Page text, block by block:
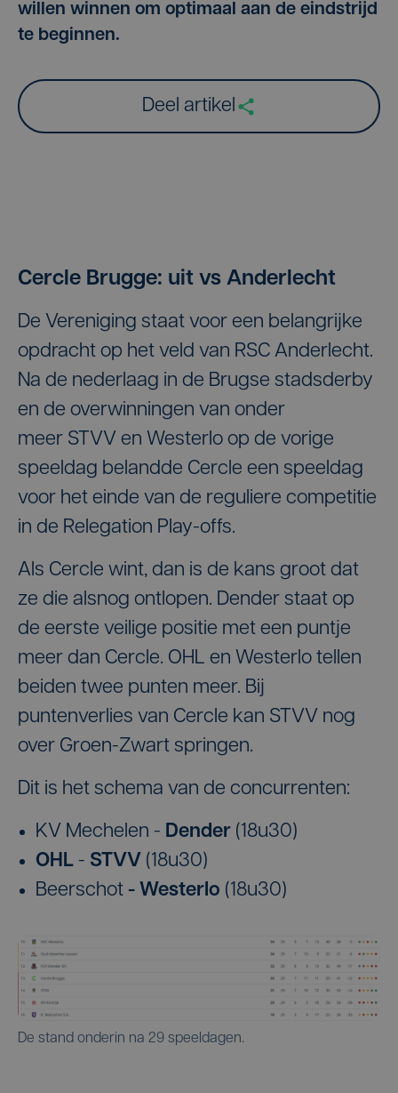
willen winnen om optimaal aan de eindstrijd
te beginnen.
Deel artikel
Cercle Brugge: uit vs Anderlecht
De Vereniging staat voor een belangrijke
opdracht op het veld van RSC Anderlecht.
Na de nederlaag in de Brugse stadsderby
en de overwinningen van onder
meer STVV en Westerlo op de vorige
speeldag belandde Cercle een speeldag
voor het einde van de reguliere competitie
in de Relegation Play-offs.
Als Cercle wint, dan is de kans groot dat
ze die alsnog ontlopen. Dender staat op
de eerste veilige positie met een puntje
meer dan Cercle. OHL en Westerlo tellen
beiden twee punten meer. Bij
puntenverlies van Cercle kan STVV nog
over Groen-Zwart springen.
Dit is het schema van de concurrenten:
KV Mechelen - Dender (18u30)
OHL - STVV (18u30)
Beerschot - Westerlo (18u30)
De stand onderin na 29 speeldagen.